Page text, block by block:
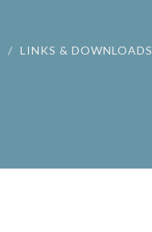
LINKS & DOWNLOADS